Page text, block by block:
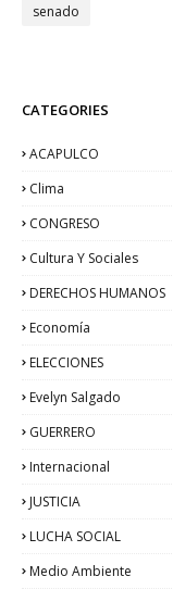
senado
CATEGORIES
ACAPULCO
Clima
CONGRESO
Cultura Y Sociales
DERECHOS HUMANOS
Economía
ELECCIONES
Evelyn Salgado
GUERRERO
Internacional
JUSTICIA
LUCHA SOCIAL
Medio Ambiente